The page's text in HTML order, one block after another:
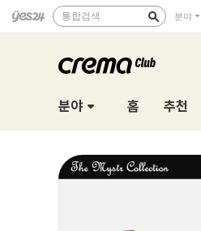
통합검색 분야
분야 홈 추천